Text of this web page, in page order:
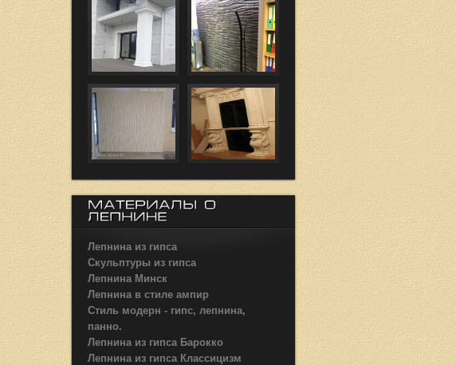
Лепнина из гипса
Скульптуры из гипса
Лепнина Минск
Лепнина в стиле ампир
Стиль модерн - гипс, лепнина,
панно.
Лепнина из гипса Барокко
Лепнина из гипса Классицизм